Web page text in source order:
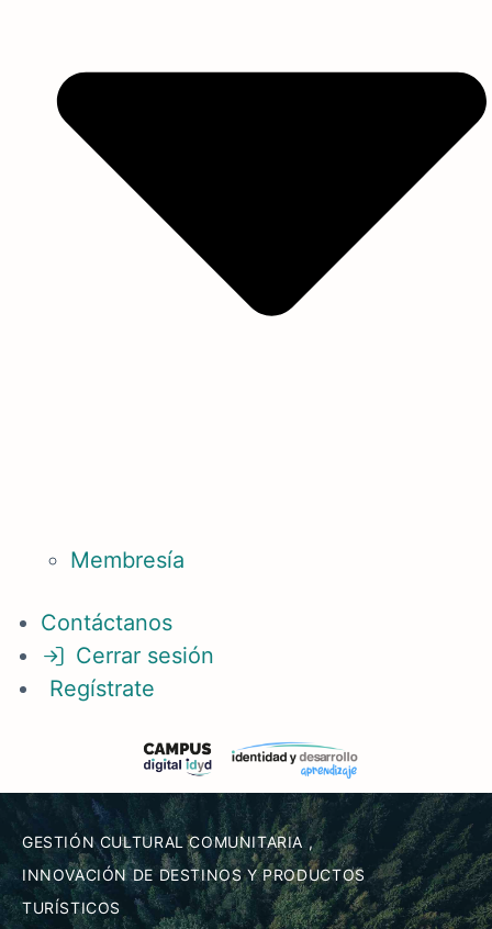
Membresía
Contáctanos
Cerrar sesión
Regístrate
GESTIÓN CULTURAL COMUNITARIA,
INNOVACIÓN DE DESTINOS Y PRODUCTOS
TURÍSTICOS